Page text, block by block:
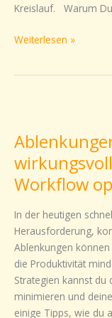
Kreislauf. Warum
Weiterlesen »
Workflow
In der heutigen
Herausforderung,
Ablenkungen
die Produktivität
Strategien kannst du
minimieren und
einige Tipps, wie du
Arbeitsplatz
wirkungsvoll
vermeiden
und
Workflow
optimieren